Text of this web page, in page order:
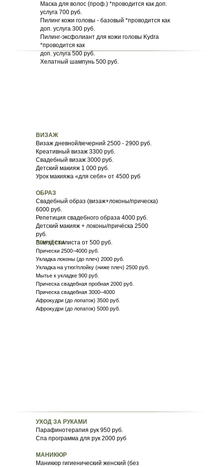
Маска для волос (проф.) *проводится как доп.
услуга 700 руб.
Пилинг кожи головы - базовый *проводится как
доп. услуга 300 руб.
Пилинг-эксфолиант для кожи головы Kydra
*проводится как
доп. услуга 500 руб.
Хелатный шампунь 500 руб.
ВИЗА Ж
Визаж дневной/вечерний 2500 - 2900 руб.
Креативный визаж 3300 руб.
Свадебный визаж 3000 руб.
Детский макияж 1 000 руб.
Урок макияжа «для себя» от 4500 руб
ОБРАЗ
Свадебный образ (визаж+локоны/прическа)
6000 руб.
Репетиция свадебного образа 4000 руб.
Детский макияж + локоны/причёска 2500
руб.
Выезд стилиста от 500 руб.
ПРИЧЁСКА
Приче ски 2500−4000 руб.
Укладка л оконы (до плеч) 2000 руб.
Укладка на утюг/плойку (ниже плеч) 2500 руб.
Мытье к укладке 900 руб.
Прическа свадебная пробная 2000 руб.
Прическа свадебная 3000−4000
Афрокудри (до лопаток) 3500 руб.
Афрокудри (до лопаток) 5000 руб.
УХОД ЗА РУКАМИ
Парафинотерапия рук 950 руб.
Спа программа для рук 2000 руб
МАНИКЮР
Маникюр гигиенический женский (без